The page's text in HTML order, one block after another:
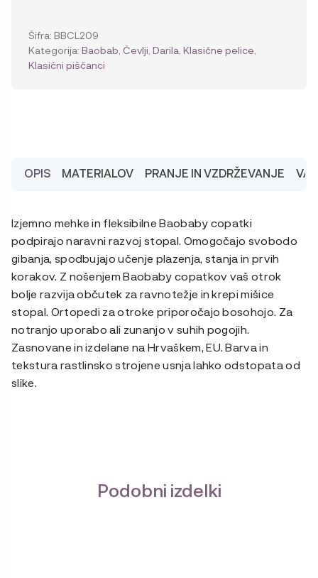
Daisy
količina
Šifra: BBCL209
Kategorija: Baobab Čevlji Darila Klasične pelice
Klasični piščanci
OPIS MATERIALOV PRANJE IN VZDRŽEVANJE
Izjemno mehke in fleksibilne Baobaby copatki
podpirajo naravni razvoj stopal. Omogočajo svobodo
gibanja, spodbujajo učenje plazenja, stanja in prvih
korakov. Z nošenjem Baobaby copatkov vaš otrok
bolje razvija občutek za ravnotežje in krepi mišice
stopal. Ortopedi za otroke priporočajo bosohojo. Za
notranjo uporabo ali zunanjo v suhih pogojih.
Zasnovane in izdelane na Hrvaškem, EU. Barva in
tekstura rastlinsko strojene usnja lahko odstopata od
slike.
Podobni izdelki